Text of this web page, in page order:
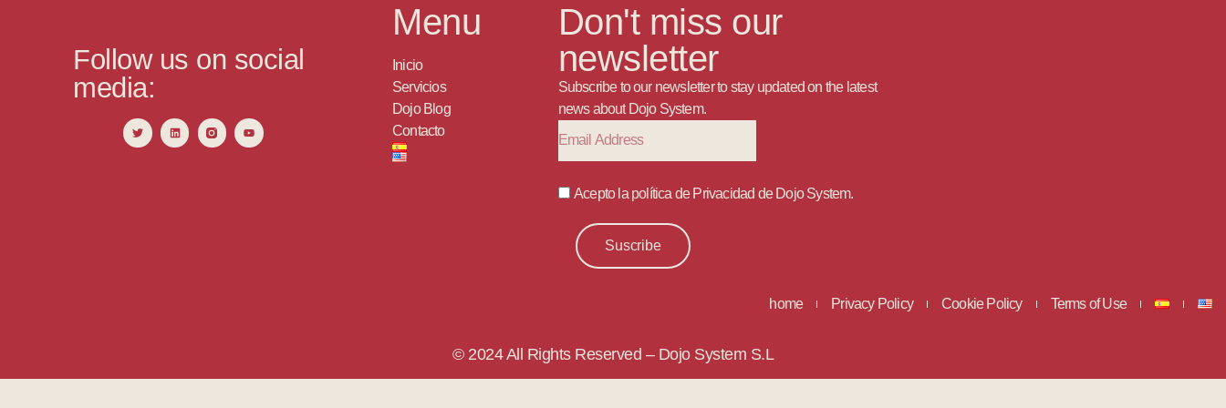
Follow us on social
media:
Menu
Inicio
Servicios
Dojo Blog
Contacto
Don't miss our
newsletter
Subscribe to our newsletter to stay updated on the latest
news about Dojo System.
Acepto la política de Privacidad de Dojo System.
Suscribe
home Privacy Policy Cookie Policy Terms of Use
© 2024 All Rights Reserved – Dojo System S.L